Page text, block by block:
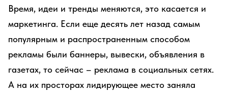
Время, идеи и тренды меняются, это касается и
маркетинга. Если еще десять лет назад самым
популярным и распространенным способом
рекламы были баннеры, вывески, объявления в
газетах, то сейчас – реклама в социальных сетях.
А на их просторах лидирующее место заняла